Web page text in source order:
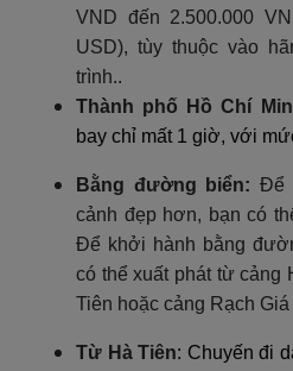
VND đến 2.500.000
USD), tùy thuộc vào
trình..
Thành phố Hồ Chí
bay chỉ mất 1 giờ, với
Bằng đường biển: Để
cảnh đẹp hơn, bạn có
Để khởi hành bằng
có thể xuất phát từ cảng
Tiên hoặc cảng Rạch
Từ Hà Tiên: Chuyến đi